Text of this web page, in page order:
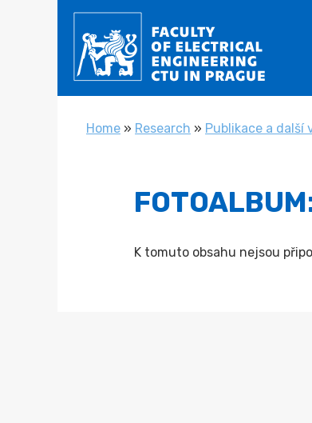
YOU ARE HERE
Home » Research » Publikace a další
K tomuto obsahu nejsou